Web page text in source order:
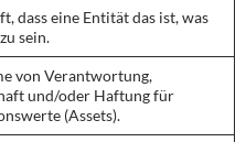
dass eine Entität das ist, was
sein.
von Verantwortung,
und/oder Haftung für
(Assets).